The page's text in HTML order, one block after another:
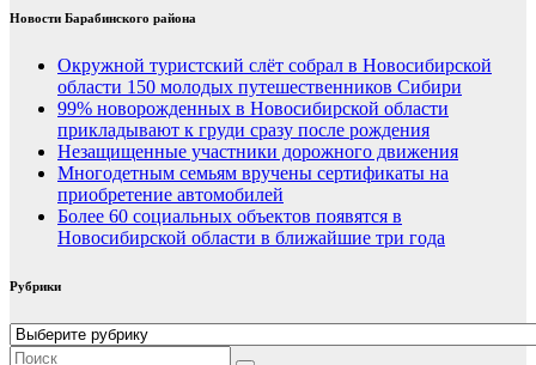
Новости Барабинского района
Окружной туристский слёт собрал в Новосибирской
области 150 молодых путешественников Сибири
99% новорожденных в Новосибирской области
прикладывают к груди сразу после рождения
Незащищенные участники дорожного движения
Многодетным семьям вручены сертификаты на
приобретение автомобилей
Более 60 социальных объектов появятся в
Новосибирской области в ближайшие три года
Рубрики
Рубрики